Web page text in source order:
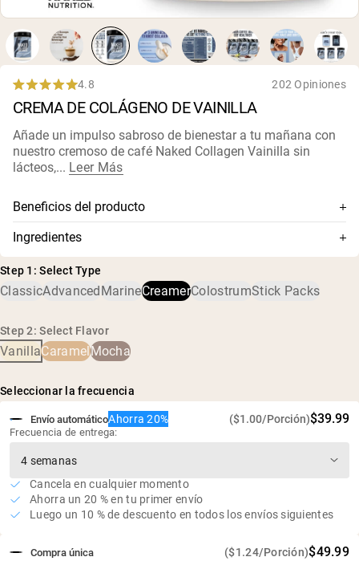
4.8
of
5
stars
4.8 202 Opiniones
CREMA DE COLÁGENO DE VAINILLA
Añade un impulso sabroso de bienestar a tu mañana con
nuestro cremoso de café Naked Collagen Vainilla sin
lácteos,... Leer Más
Beneficios del producto
Péptidos de colágeno premium y aceite MCT de cocos
De pieles de bovinos europeos alimentados con pasto y
criados en pasturas
9 g de proteína y 0,6 g de BCAA por porción
Sin edulcorantes, sabores ni colores artificiales
Cero azúcar
Ingredientes
Péptidos de colágeno alimentados con pasto, polvo de
TCM (aceite de TCM, acacia), sabores naturales, azúcar de
caña fermentada (Reb-M)
Step 1: Select Type
ClassicAdvancedMarineCreamerColostrumStick Packs
Step 2: Select Flavor
VanillaCaramelMocha
Seleccionar la frecuencia
Compra única ($1.24/Porción)$49.99
Envío automáticoAhorra 20% ($1.00/Porción)$39.99
Frecuencia de entrega:
Cancela en cualquier momento
Ahorra un 20 % en tu primer envío
Luego un 10 % de descuento en todos los envíos siguientes